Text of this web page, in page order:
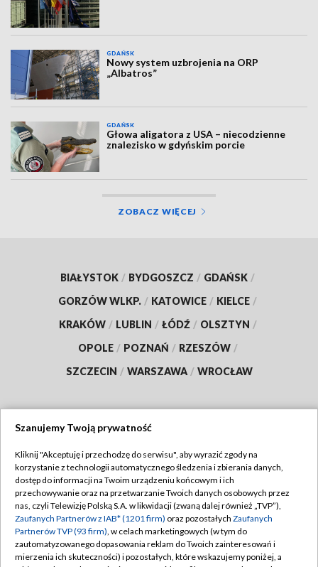
GDAŃSK
Nowy system uzbrojenia na ORP
„Albatros”
GDAŃSK
Głowa aligatora z USA – niecodzienne
znalezisko w gdyńskim porcie
ZOBACZ WIĘCEJ
BIAŁYSTOK / BYDGOSZCZ / GDAŃSK /
GORZÓW WLKP. / KATOWICE / KIELCE /
KRAKÓW / LUBLIN / ŁÓDŹ / OLSZTYN /
OPOLE / POZNAŃ / RZESZÓW /
SZCZECIN / WARSZAWA / WROCŁAW
TVP
Abonament TVP
Emisja w TVP
Centrum informacji TVP
Naziemna Telewizja Cyfrowa
Regulamin TVP
Polityka prywatności
Moje zgody
Szanujemy Twoją prywatność
Kliknij "Akceptuję i przechodzę do serwisu", aby wyrazić zgody na
korzystanie z technologii automatycznego śledzenia i zbierania danych,
dostęp do informacji na Twoim urządzeniu końcowym i ich
przechowywanie oraz na przetwarzanie Twoich danych osobowych przez
nas, czyli Telewizję Polską S.A. w likwidacji (zwaną dalej również „TVP”),
Zaufanych Partnerów z IAB* (1201 firm) oraz pozostałych Zaufanych
Partnerów TVP (93 firm), w celach marketingowych (w tym do
zautomatyzowanego dopasowania reklam do Twoich zainteresowań i
mierzenia ich skuteczności) i pozostałych, które wskazujemy poniżej, a